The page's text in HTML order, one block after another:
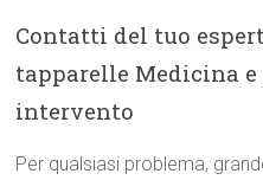
Contatti del tuo
tapparelle Medicina
intervento
Per qualsiasi problema,